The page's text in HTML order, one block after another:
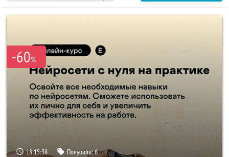
-60%
18:15:35 Получили:6